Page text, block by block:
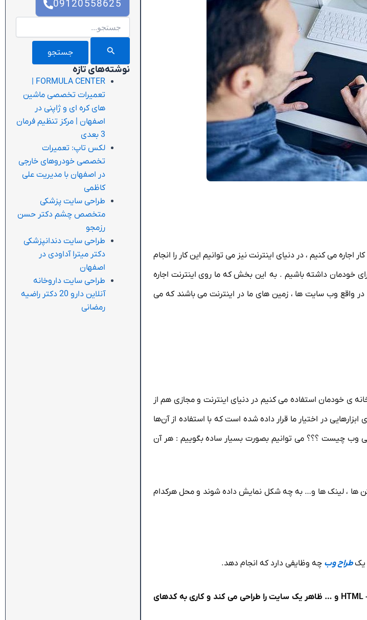
می کنیم ، در دنیای اینترنت نیز می توانیم این کار را انجام
خودمان داشته باشیم . به این بخش که ما روی اینترنت اجاره
واقع وب سایت ها ، زمین های ما در اینترنت می باشند که می
ی خودمان استفاده می کنیم در دنیای اینترنت و مجازی هم از
در اختیار ما قرار داده شده است که با استفاده از آن‌ها
وب چیست ؟؟؟ می توانیم بصورت بسیار ساده بگوییم : هر آن
، لینک ها و… به چه شکل نمایش داده شوند و محل هرکدام
یکطراح وب چه وظایفی دارد که انجام دهد.
طراح وب کسی است که با استفاده از تکنولوژی‌های مختلفی همچون HTML – CSS – avascript و … ظاهر یک سایت را طراحی می کند و کاری به کدهای
09120558625
جستجو
برای:
نوشته‌های تازه
تعمیرات تخصصی ماشین
های کره ای و ژاپنی در
اصفهان | مرکز تنظیم فرمان
3 بعدی
لکس تاپ: تعمیرات
تخصصی خودروهای خارجی
در اصفهان با مدیریت علی
کاظمی
طراحی سایت پزشکی
متخصص چشم دکتر حسن
رزمجو
طراحی سایت دندانپزشکی
دکتر میترا آداودی در
اصفهان
طراحی سایت داروخانه
آنلاین دارو 20 دکتر راضیه
رمضانی